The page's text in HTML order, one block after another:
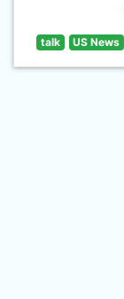
talk US News